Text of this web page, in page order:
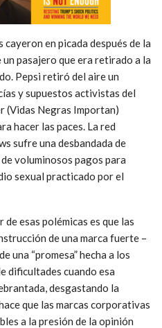
en picada después de la
pasajero que era retirado a la
Pepsi retiró del aire un
y supuestos activistas del
(Vidas Negras Importan)
hacer las paces. La red
sufre una desbandada de
voluminosos pagos para
sexual practicado por el
esas polémicas es que las
de una marca fuerte –
una “promesa” hecha a los
dificultades cuando esa
desgastando la
que las marcas corporativas
a la presión de la opinión